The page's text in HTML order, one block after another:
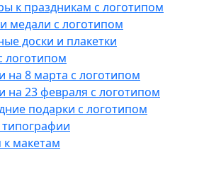
к праздникам с логотипом
медали с логотипом
доски и плакетки
логотипом
на 8 марта с логотипом
на 23 февраля с логотипом
подарки с логотипом
макетам